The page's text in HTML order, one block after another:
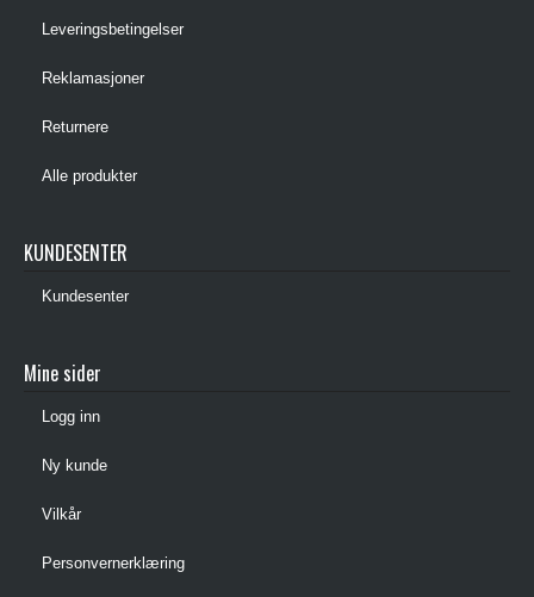
Leveringsbetingelser
Reklamasjoner
Returnere
Alle produkter
KUNDESENTER
Kundesenter
Mine sider
Logg inn
Ny kunde
Vilkår
Personvernerklæring